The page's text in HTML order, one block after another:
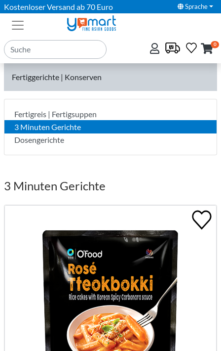
Kostenloser Versand ab 70 Euro Sprache
0
Fertiggerichte | Konserven
Fertigreis | Fertigsuppen
3 Minuten Gerichte
Dosengerichte
3 Minuten Gerichte